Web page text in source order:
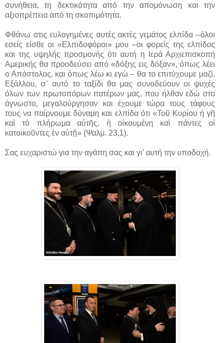
συνήθεια, τη δεκτικότητα από την απομόνωση και την
αξιοπρέπεια από τη σκοπιμότητα.
Φθάνω στις ευλογημένες αυτές ακτές γεμάτος ελπίδα –όλοι
εσείς είσθε οι «Ελπιδοφόροι» μου –οι φορείς της ελπίδος
και της υψηλής προσμονής ότι αυτή η Ιερά Αρχιεπισκοπή
Αμερικής θα προοδεύσει από «δόξης εις δόξαν», όπως λέει
ο Απόστολος, και όπως λέω κι εγώ – θα το επιτύχουμε μαζί.
Εξάλλου, σ᾽ αυτό το ταξίδι θα μας συνοδεύουν οι ψυχές
όλων των πρωτοπόρων πατέρων μας, που ήλθαν εδώ στο
άγνωστο, μεγαλούργησαν και έχουμε τώρα τους τάφους
τους να παίρνουμε δύναμη και ελπίδα ότι «Τοῦ Κυρίου ἡ γῆ
καὶ τὸ πλήρωμα αὐτῆς, ἡ οἰκουμένη καὶ πάντες οἱ
κατοικοῦντες ἐν αὐτῇ» (Ψαλμ. 23,1).
Σας ευχαριστώ για την αγάπη σας και γι’ αυτή την υποδοχή.